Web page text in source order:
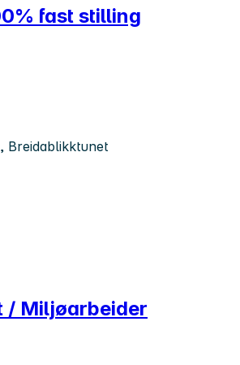
fast stilling
Breidablikktunet
/ Miljøarbeider